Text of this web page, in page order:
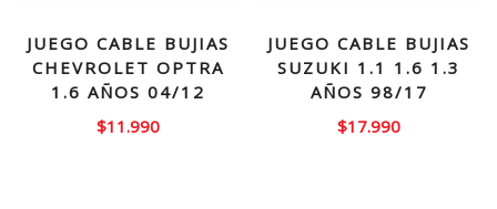
JUEGO CABLE BUJIAS
CHEVROLET OPTRA
1.6 AÑOS 04/12
$11.990
JUEGO CABLE BUJIAS
SUZUKI 1.1 1.6 1.3
AÑOS 98/17
$17.990